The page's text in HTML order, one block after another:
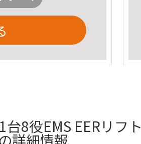
8役EMS EERリフ
詳細情報